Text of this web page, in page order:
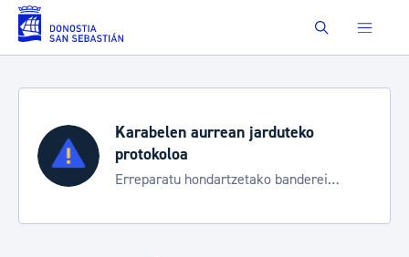
Eduki nagusira joan Buscar
Karabelen aurrean jarduteko
protokoloa
Erreparatu hondartzetako banderei